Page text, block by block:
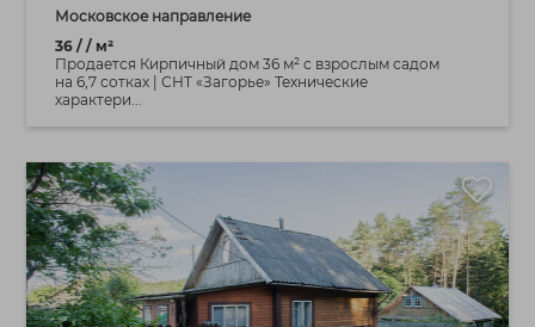
Московское направление
36 / / м²
Продается Кирпичный дом 36 м² с взрослым садом
на 6,7 сотках | СНТ «Загорье» Технические
характери...